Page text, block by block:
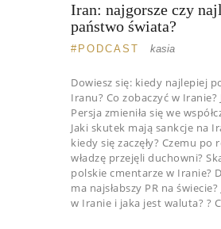
Iran: najgorsze czy
państwo świata?
PODCAST kasia
Dowiesz się: kiedy najlepiej
Iranu? Co zobaczyć w Iranie?
Persja zmieniła się we
Jaki skutek mają sankcje na
kiedy się zaczęły? Czemu po
władzę przejęli duchowni?
polskie cmentarze w Iranie?
ma najsłabszy PR na świecie?
w Iranie i jaka jest waluta? ?